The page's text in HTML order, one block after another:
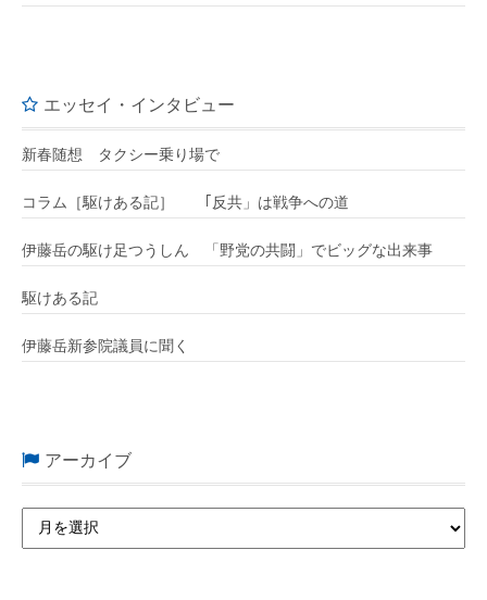
エッセイ・インタビュー
新春随想 タクシー乗り場で
コラム［駆けある記］ ｢反共」は戦争への道
伊藤岳の駆け足つうしん 「野党の共闘」でビッグな出来事
駆けある記
伊藤岳新参院議員に聞く
アーカイブ